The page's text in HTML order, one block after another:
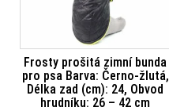
Frosty prošitá zimní bunda
pro psa Barva: Černo-žlutá,
Délka zad (cm): 24, Obvod
hrudníku: 26 – 42 cm